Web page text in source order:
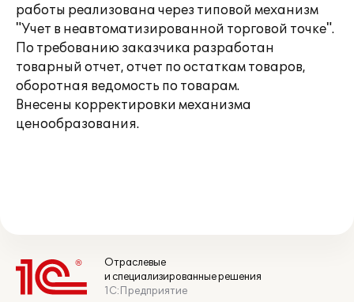
работы реализована через типовой механизм
"Учет в неавтоматизированной торговой точке".
По требованию заказчика разработан
товарный отчет, отчет по остаткам товаров,
оборотная ведомость по товарам.
Внесены корректировки механизма
ценообразования.
Отраслевые
и специализированные решения
1С:Предприятие